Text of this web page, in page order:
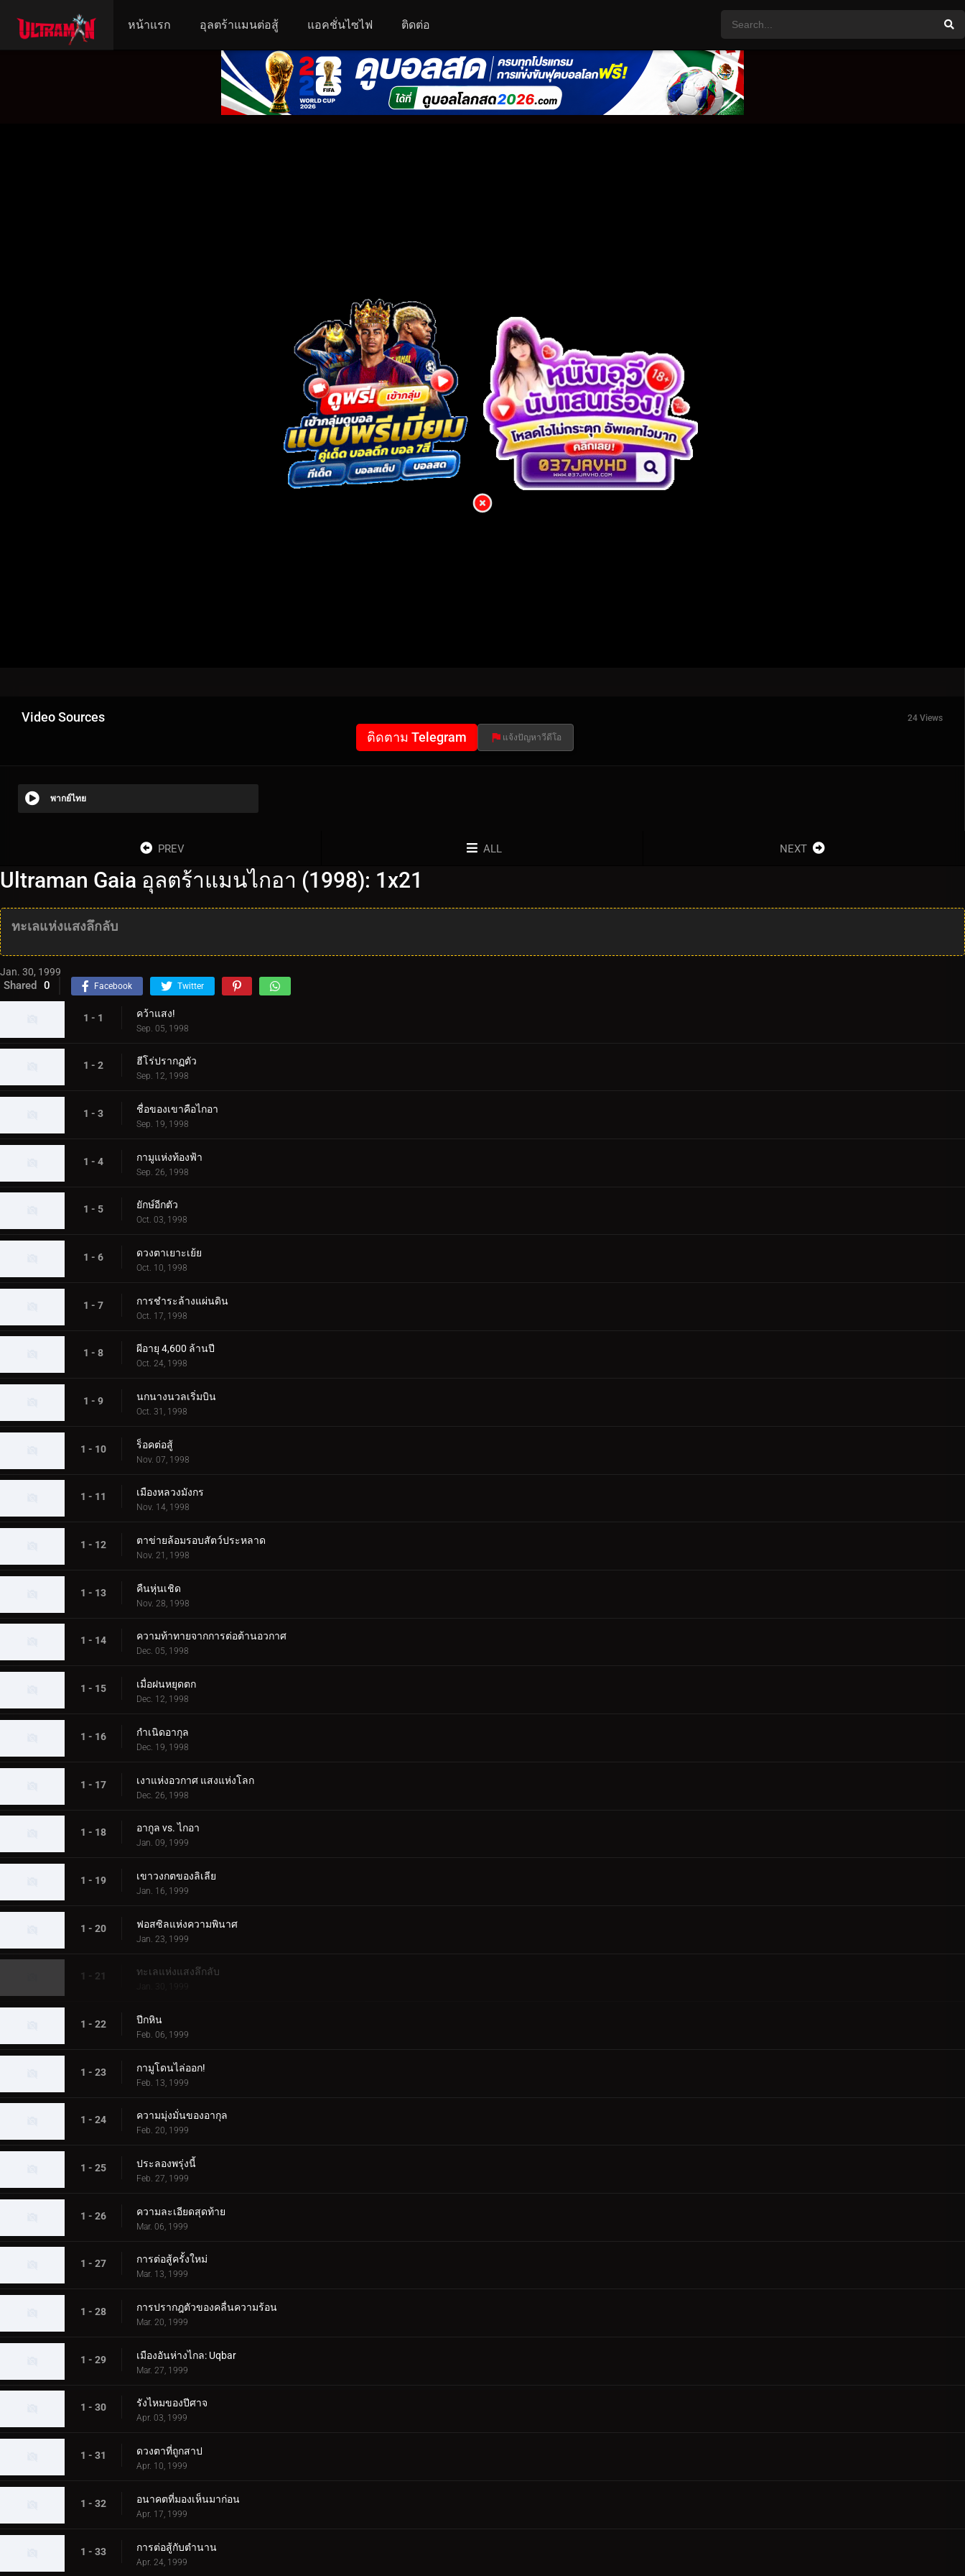
หน้าแรก อุลตร้าแมนต่อสู้ แอคชั่นไซไฟ ติดต่อ
Video Sources 24 Views
ติดตาม Telegram แจ้งปัญหาวีดีโอ
พากย์ไทย
PREV ALL NEXT
Ultraman Gaia อุลตร้าแมนไกอา (1998): 1x21
ทะเลแห่งแสงลึกลับ
Jan. 30, 1999
Shared 0 Facebook Twitter
1 - 1 คว้าแสง!
Sep. 05, 1998
1 - 2 ฮีโร่ปรากฏตัว
Sep. 12, 1998
1 - 3 ชื่อของเขาคือไกอา
Sep. 19, 1998
1 - 4 กามูแห่งท้องฟ้า
Sep. 26, 1998
1 - 5 ยักษ์อีกตัว
Oct. 03, 1998
1 - 6 ดวงตาเยาะเย้ย
Oct. 10, 1998
1 - 7 การชำระล้างแผ่นดิน
Oct. 17, 1998
1 - 8 ผีอายุ 4,600 ล้านปี
Oct. 24, 1998
1 - 9 นกนางนวลเริ่มบิน
Oct. 31, 1998
1 - 10 ร็อคต่อสู้
Nov. 07, 1998
1 - 11 เมืองหลวงมังกร
Nov. 14, 1998
1 - 12 ตาข่ายล้อมรอบสัตว์ประหลาด
Nov. 21, 1998
1 - 13 คืนหุ่นเชิด
Nov. 28, 1998
1 - 14 ความท้าทายจากการต่อต้านอวกาศ
Dec. 05, 1998
1 - 15 เมื่อฝนหยุดตก
Dec. 12, 1998
1 - 16 กำเนิดอากุล
Dec. 19, 1998
1 - 17 เงาแห่งอวกาศ แสงแห่งโลก
Dec. 26, 1998
1 - 18 อากูล vs. ไกอา
Jan. 09, 1999
1 - 19 เขาวงกตของลิเลีย
Jan. 16, 1999
1 - 20 ฟอสซิลแห่งความพินาศ
Jan. 23, 1999
1 - 21 ทะเลแห่งแสงลึกลับ
Jan. 30, 1999
1 - 22 ปีกหิน
Feb. 06, 1999
1 - 23 กามูโดนไล่ออก!
Feb. 13, 1999
1 - 24 ความมุ่งมั่นของอากุล
Feb. 20, 1999
1 - 25 ประลองพรุ่งนี้
Feb. 27, 1999
1 - 26 ความละเอียดสุดท้าย
Mar. 06, 1999
1 - 27 การต่อสู้ครั้งใหม่
Mar. 13, 1999
1 - 28 การปรากฎตัวของคลื่นความร้อน
Mar. 20, 1999
1 - 29 เมืองอันห่างไกล: Uqbar
Mar. 27, 1999
1 - 30 รังไหมของปีศาจ
Apr. 03, 1999
1 - 31 ดวงตาที่ถูกสาป
Apr. 10, 1999
1 - 32 อนาคตที่มองเห็นมาก่อน
Apr. 17, 1999
1 - 33 การต่อสู้กับตำนาน
Apr. 24, 1999